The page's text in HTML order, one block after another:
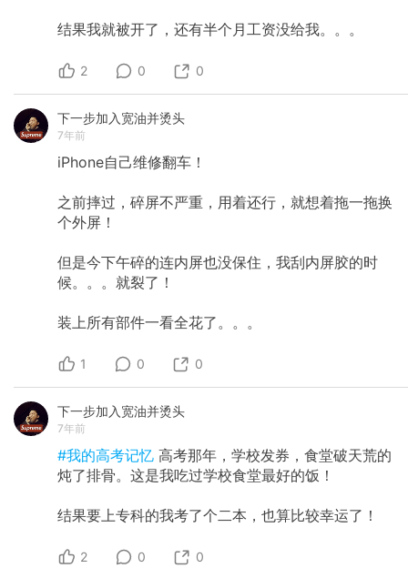
结果我就被开了，还有半个月工资没给我。。。
2 0 0
下一步加入宽油并烫头
7年前
iPhone自己维修翻车！
之前摔过，碎屏不严重，用着还行，就想着拖一拖换
个外屏！
但是今下午碎的连内屏也没保住，我刮内屏胶的时
候。。。就裂了！
装上所有部件一看全花了。。。
1 0 0
下一步加入宽油并烫头
7年前
#我的高考记忆 高考那年，学校发券，食堂破天荒的
炖了排骨。这是我吃过学校食堂最好的饭！
结果要上专科的我考了个二本，也算比较幸运了！
2 0 0